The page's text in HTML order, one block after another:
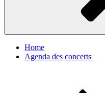
Home
Agenda des concerts